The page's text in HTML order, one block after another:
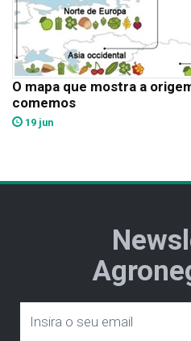
O mapa que mostra a
comemos
19 jun